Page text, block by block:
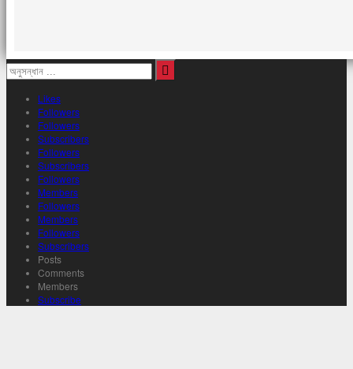
Likes
Followers
Followers
Subscribers
Followers
Subscribers
Followers
Members
Followers
Members
Followers
Subscribers
Posts
Comments
Members
Subscribe